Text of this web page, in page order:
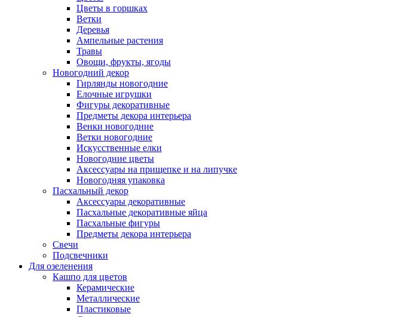
Цветы в горшках
Ветки
Деревья
Ампельные растения
Травы
Овощи, фрукты, ягоды
Новогодний декор
Гирлянды новогодние
Елочные игрушки
Фигуры декоративные
Предметы декора интерьера
Венки новогодние
Ветки новогодние
Искусственные елки
Новогодние цветы
Аксессуары на прищепке и на липучке
Новогодняя упаковка
Пасхальный декор
Аксессуары декоративные
Пасхальные декоративные яйца
Пасхальные фигуры
Предметы декора интерьера
Свечи
Подсвечники
Для озеленения
Кашпо для цветов
Керамические
Металлические
Пластиковые